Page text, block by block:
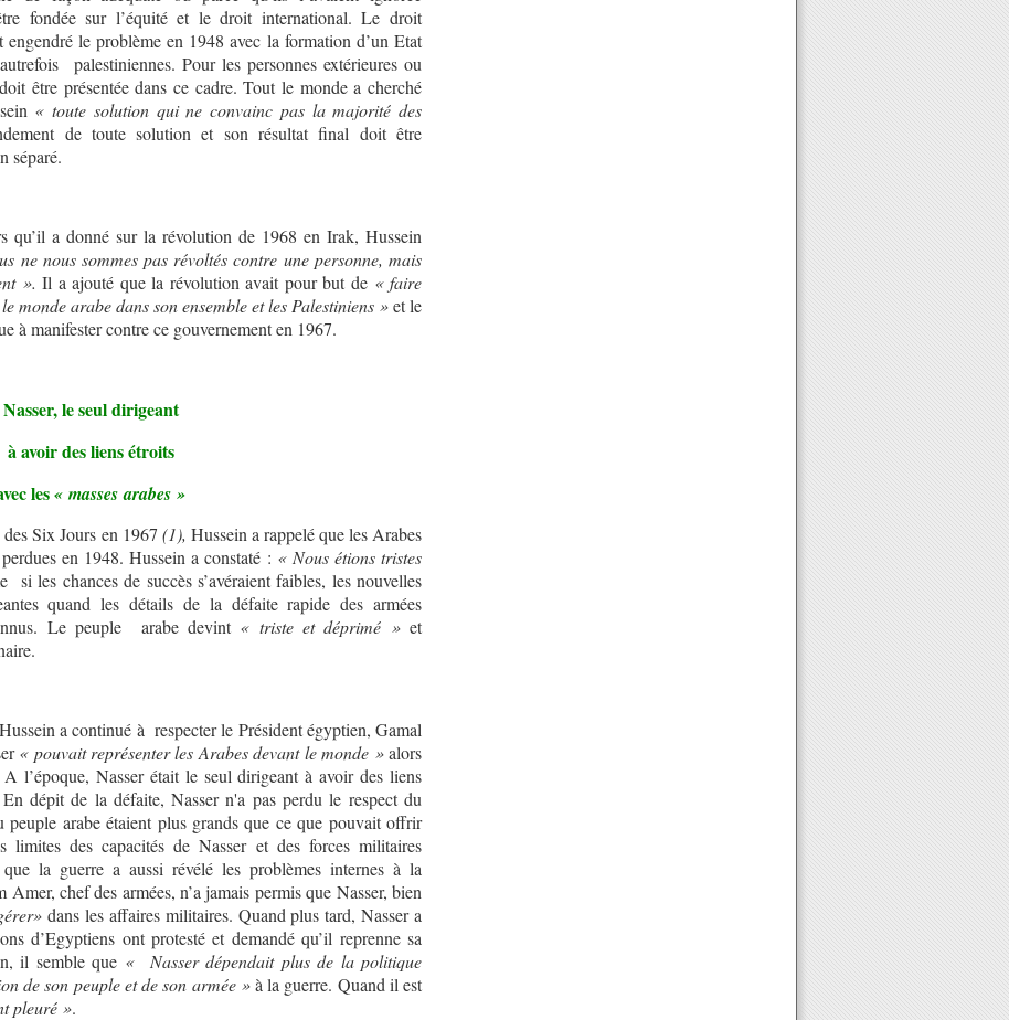
fondée sur l’équité et le droit international. Le droit
le problème en 1948 avec la formation d’un Etat
palestiniennes. Pour les personnes extérieures ou
être présentée dans ce cadre. Tout le monde a cherché
« toute solution qui ne convainc pas la majorité des
de toute solution et son résultat final doit être
séparé.
a donné sur la révolution de 1968 en Irak, Hussein
ne nous sommes pas révoltés contre une personne, mais
». Il a ajouté que la révolution avait pour but de « faire
monde arabe dans son ensemble et les Palestiniens »et le
à manifester contre ce gouvernement en 1967.
Nasser, le seul dirigeant
à avoir des liens étroits
les« masses arabes »
Six Jours en 1967 (1), Hussein a rappelé que les Arabes
en 1948. Hussein a constaté : « Nous étions tristes
les chances de succès s’avéraient faibles, les nouvelles
quand les détails de la défaite rapide des armées
Le peuple arabe devint « triste et déprimé »et
a continué à respecter le Président égyptien, Gamal
« pouvait représenter les Arabes devant le monde »alors
A l’époque, Nasser était le seul dirigeant à avoir des liens
En dépit de la défaite, Nasser n'a pas perdu le respect du
peuple arabe étaient plus grands que ce que pouvait offrir
des capacités de Nasser et des forces militaires
la guerre a aussi révélé les problèmes internes à la
chef des armées, n’a jamais permis que Nasser, bien
dans les affaires militaires. Quand plus tard, Nasser a
d’Egyptiens ont protesté et demandé qu’il reprenne sa
il semble que « Nasser dépendait plus de la politique
de son peuple et de son armée »à la guerre. Quand il est
pleuré ».